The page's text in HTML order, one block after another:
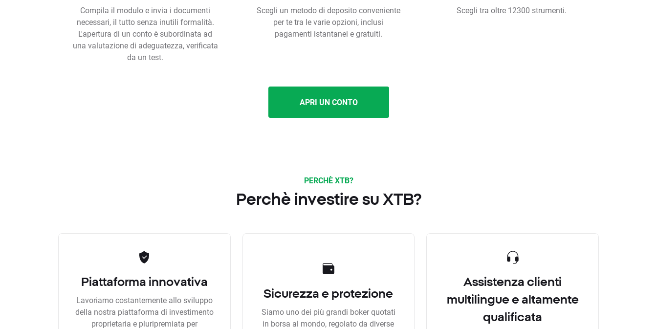
Compila il modulo e invia i documenti
necessari, il tutto senza inutili formalità.
L'apertura di un conto è subordinata ad
una valutazione di adeguatezza, verificata
da un test.
Scegli un metodo di deposito conveniente
per te tra le varie opzioni, inclusi
pagamenti istantanei e gratuiti.
Scegli tra oltre 12300 strumenti.
APRI UN CONTO
PERCHÈ XTB?
Perchè investire su XTB?
Piattaforma innovativa
Lavoriamo costantemente allo sviluppo
della nostra piattaforma di investimento
proprietaria e pluripremiata per
Sicurezza e protezione
Siamo uno dei più grandi boker quotati
in borsa al mondo, regolato da diverse
Assistenza clienti
multilingue e altamente
qualificata